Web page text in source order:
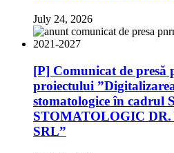
July 24, 2026
[P] Comunicat de
proiectului
stomatologice în cadrul
STOMATOLOGIC
SRL”